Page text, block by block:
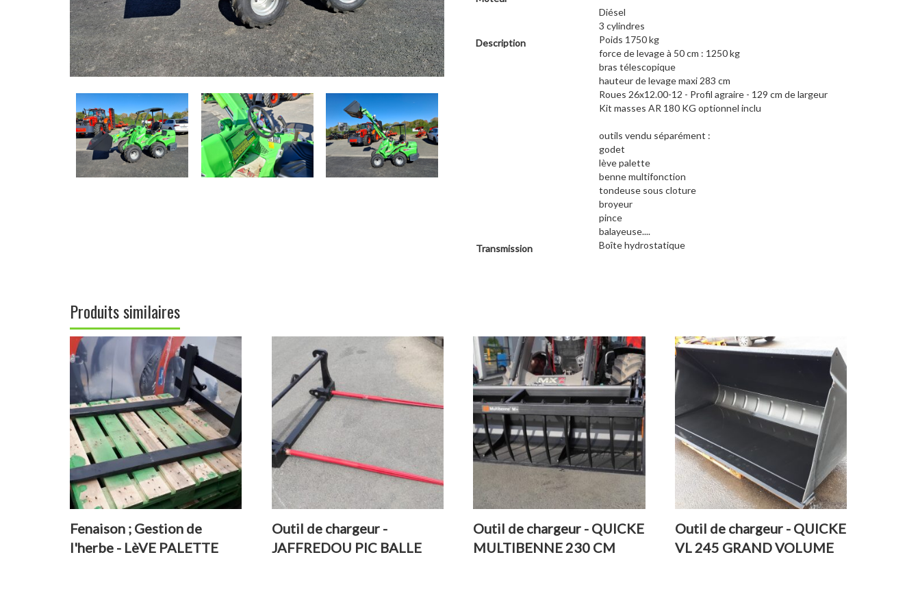
Diésel
3 cylindres
Description
Poids 1750 kg
force de levage à 50 cm : 1250 kg
bras télescopique
hauteur de levage maxi 283 cm
Roues 26x12.00-12 - Profil agraire - 129 cm de largeur
Kit masses AR 180 KG optionnel inclu
outils vendu séparément :
godet
lève palette
benne multifonction
tondeuse sous cloture
broyeur
pince
balayeuse....
Transmission
Boîte hydrostatique
Produits similaires
Fenaison ; Gestion de
l'herbe - LèVE PALETTE
Outil de chargeur -
JAFFREDOU PIC BALLE
Outil de chargeur - QUICKE
MULTIBENNE 230 CM
Outil de chargeur - QUICKE
VL 245 GRAND VOLUME